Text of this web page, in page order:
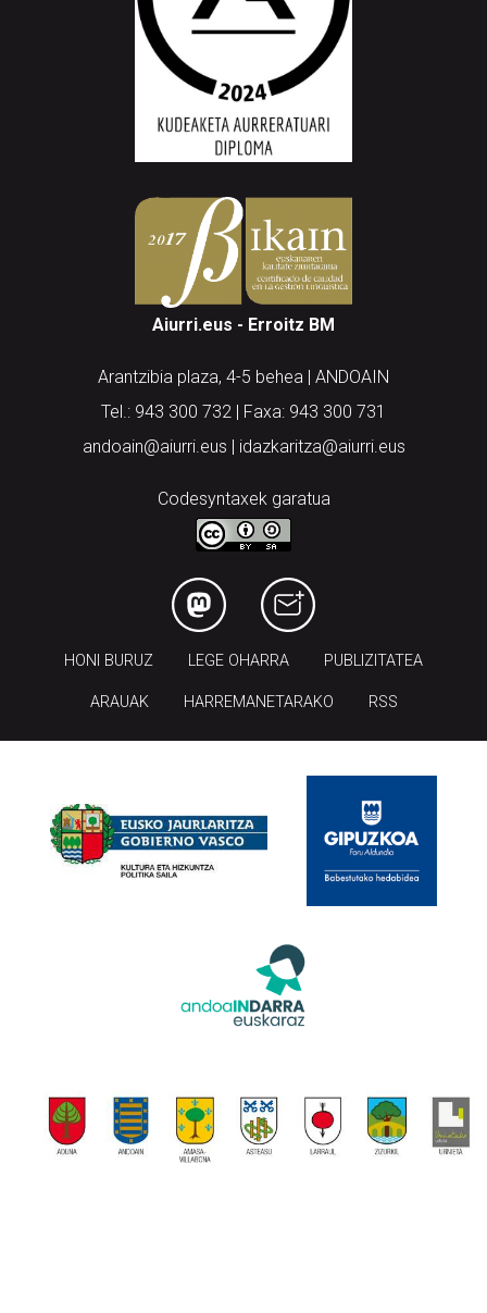
Aiurri.eus - Erroitz BM
Arantzibia plaza, 4-5 behea | ANDOAIN
Tel.: 943 300 732 | Faxa: 943 300 731
andoain@aiurri.eus | idazkaritza@aiurri.eus
Codesyntaxek garatua
HONI BURUZ LEGE OHARRA PUBLIZITATEA
ARAUAK HARREMANETARAKO RSS